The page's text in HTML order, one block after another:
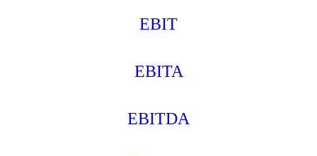
EBIT
EBITA
EBITDA